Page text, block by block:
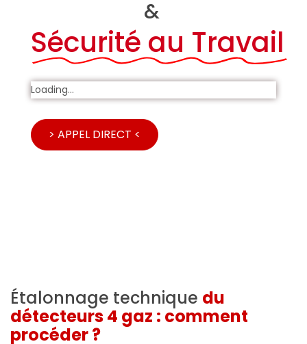
&
Sécurité au Travail
Loading...
> APPEL DIRECT <
Étalonnage technique du
détecteurs 4 gaz : comment
procéder ?